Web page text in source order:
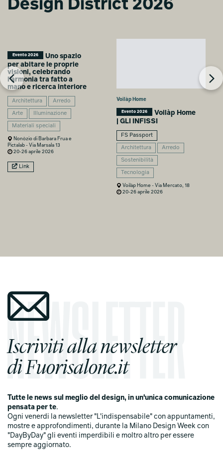
Agnese Maria
Agnese Maria
Design District 2026
Evento 2026
Uno spazio
per abitare le proprie
visioni, celebrando
l'armonia tra fatto a
mano e ricerca interiore
Architettura Arredo
Arte Illuminazione
Materiali speciali
Nonòzio di Barbara Frua e
Pictalab - Via Marsala 13
20-26 aprile 2026
Link
Voilàp Home
Evento 2026
Voilàp Home
| GLI INFISSI
FS Passport
Architettura Arredo
Sostenibilità
Tecnologia
Voilàp Home - Via Mercato, 18
20-26 aprile 2026
Iscriviti alla newsletter
di Fuorisalone.it
Tutte le news sul meglio del design, in un'unica comunicazione
pensata per te.
Ogni venerdi la newsletter "L'indispensabile" con appuntamenti,
mostre e approfondimenti, durante la Milano Design Week con
"DayByDay" gli eventi imperdibili e moltro altro per essere
sempre aggiornato.